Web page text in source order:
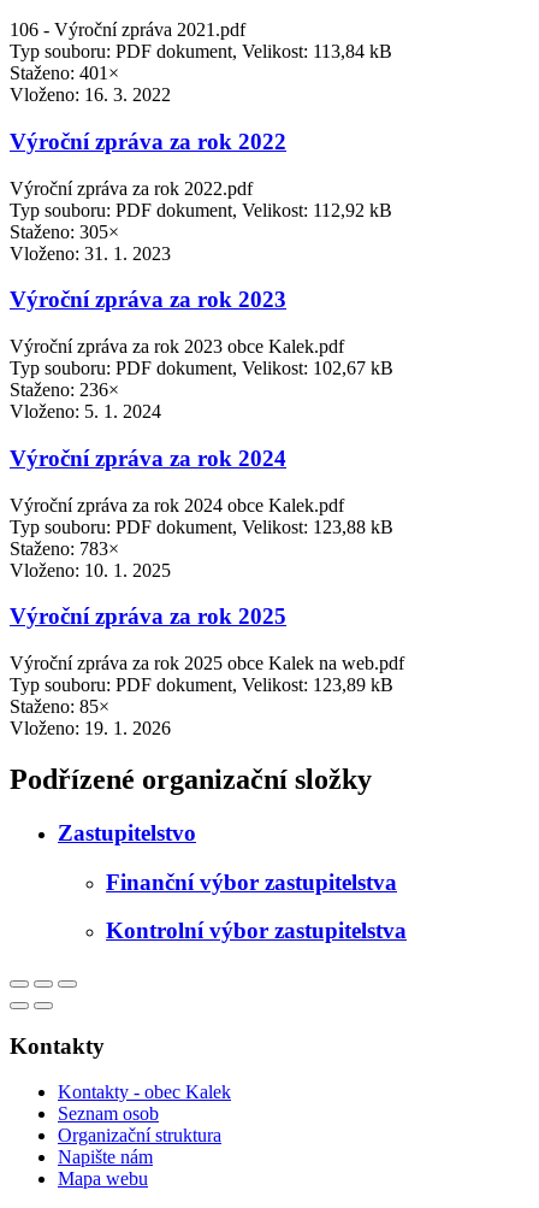
106 - Výroční zpráva 2021.pdf
Typ souboru: PDF dokument, Velikost: 113,84 kB
Staženo: 401×
Vloženo: 16. 3. 2022
Výroční zpráva za rok 2022
Výroční zpráva za rok 2022.pdf
Typ souboru: PDF dokument, Velikost: 112,92 kB
Staženo: 305×
Vloženo: 31. 1. 2023
Výroční zpráva za rok 2023
Výroční zpráva za rok 2023 obce Kalek.pdf
Typ souboru: PDF dokument, Velikost: 102,67 kB
Staženo: 236×
Vloženo: 5. 1. 2024
Výroční zpráva za rok 2024
Výroční zpráva za rok 2024 obce Kalek.pdf
Typ souboru: PDF dokument, Velikost: 123,88 kB
Staženo: 783×
Vloženo: 10. 1. 2025
Výroční zpráva za rok 2025
Výroční zpráva za rok 2025 obce Kalek na web.pdf
Typ souboru: PDF dokument, Velikost: 123,89 kB
Staženo: 85×
Vloženo: 19. 1. 2026
Podřízené organizační složky
Zastupitelstvo
Finanční výbor zastupitelstva
Kontrolní výbor zastupitelstva
Kontakty
Kontakty - obec Kalek
Seznam osob
Organizační struktura
Napište nám
Mapa webu